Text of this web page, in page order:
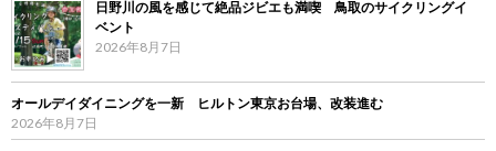
日野川の風を感じて絶品ジビエも満喫 鳥取のサイクリングイ
ベント
2026年8月7日
オールデイダイニングを一新 ヒルトン東京お台場、改装進む
2026年8月7日